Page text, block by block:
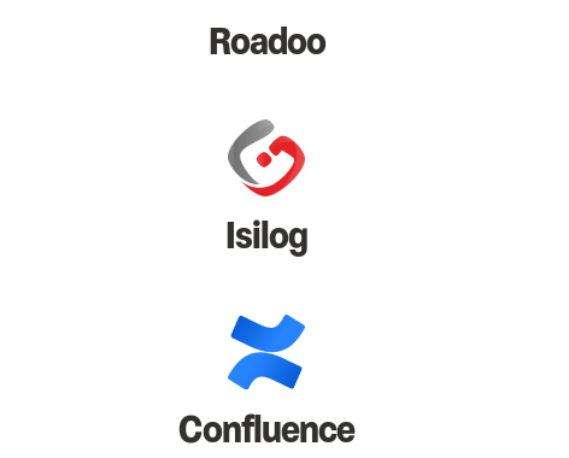
Roadoo
Isilog
Confluence